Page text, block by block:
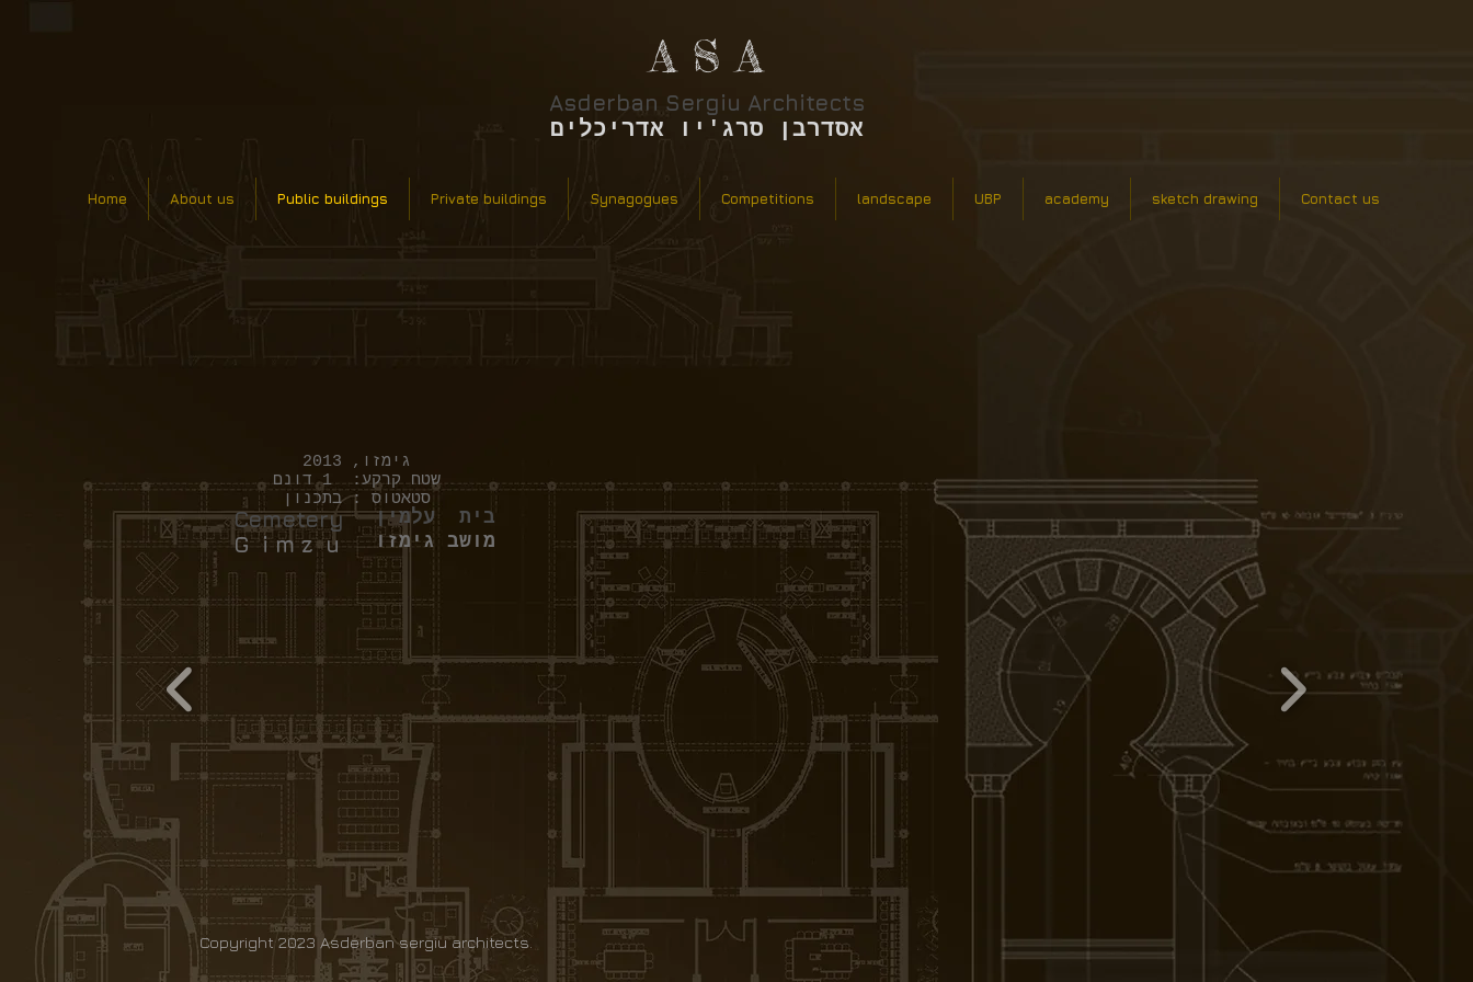
A S A
Asderban Sergiu Architects
אסדרבן סרג'יו אדריכלים
Home About us Public buildings Private buildings Synagogues Competitions landscape UBP academy sketch drawing Contact us
Cemetery
G i m z u
גימזו, 2013
שטח קרקע: 1 דונם
סטאטוס : בתכנון
בית עלמין
מושב גימזו
Copyright 2023 Asderban sergiu architects.